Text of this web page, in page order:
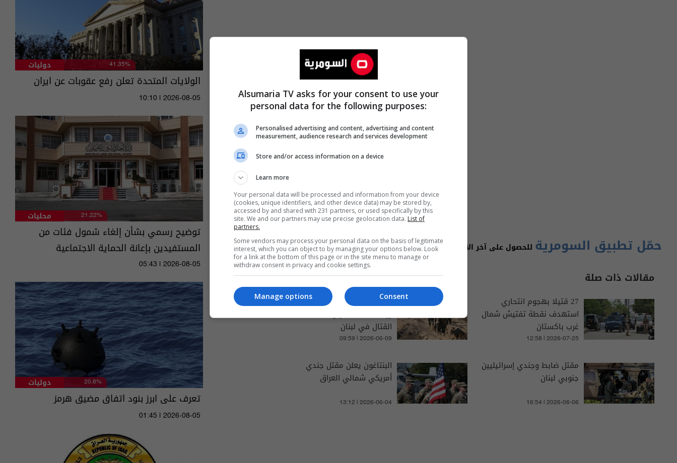
حمّل تطبيق السومرية للحصول على آخر الأخبار والتغطيات الخاصة
مقالات ذات صلة
27 قتيلا بهجوم انتحاري
استهدف نقطة تفتيش شمال
غرب باكستان
12:58 | 2026-07-25
مقتل 30 ضابطا وجنديا اسرائيلياً
وإصابة 1291 آخرين منذ تجدد
القتال في لبنان
09:59 | 2026-06-09
مقتل ضابط وجندي إسرائيليين
جنوبي لبنان
16:54 | 2026-06-06
البنتاغون يعلن مقتل جندي
أمريكي شمالي العراق
13:12 | 2026-06-04
دوليات 41.35%
الولايات المتحدة تعلن رفع عقوبات عن ايران
10:10 | 2026-08-05
محليات 21.22%
توضيح رسمي بشأن إلغاء شمول فئات من
المستفيدين بإعانة الحماية الاجتماعية
05:43 | 2026-08-05
دوليات 20.8%
تعرف على ابرز بنود اتفاق مضيق هرمز
01:45 | 2026-08-05
Alsumaria TV asks for your consent to use your
personal data for the following purposes:
Personalised advertising and content, advertising and content
measurement, audience research and services development
Store and/or access information on a device
Learn more
Your personal data will be processed and information from your device
(cookies, unique identifiers, and other device data) may be stored by,
accessed by and shared with 231 partners, or used specifically by this
site. We and our partners may use precise geolocation data. List of
partners.
Some vendors may process your personal data on the basis of legitimate
interest, which you can object to by managing your options below. Look
for a link at the bottom of this page or in the site menu to manage or
withdraw consent in privacy and cookie settings.
Consent
Manage options